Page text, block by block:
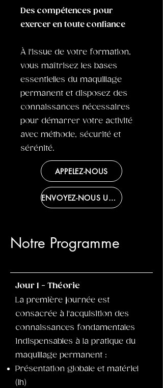
Des compétences pour
exercer en toute confiance
À l'issue de votre formation,
vous maîtrisez les bases
essentielles du maquillage
permanent et disposez des
connaissances nécessaires
pour démarrer votre activité
avec méthode, sécurité et
sérénité.
APPELEZ-NOUS
ENVOYEZ-NOUS UN MAIL
Notre Programme
Jour 1 - Théorie
La première journée est
consacrée à l'acquisition des
connaissances fondamentales
indispensables à la pratique du
maquillage permanent :
Présentation globale et matériel
(1h)